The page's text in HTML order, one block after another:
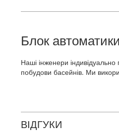
Блок
Наші інженери
побудови басейнів. Ми
ВІДГУКИ